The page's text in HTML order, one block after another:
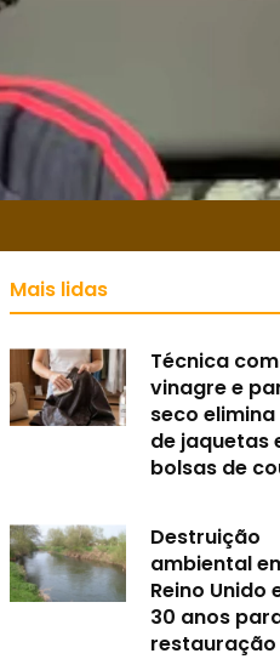
Mais lidas
Técnica com
vinagre e
seco
de jaquetas
bolsas de
Destruição
ambiental
Reino Unido
30 anos
restauração